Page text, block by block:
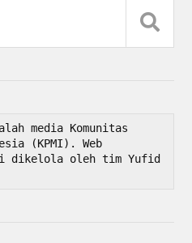
media Komunitas
(KPMI). Web
dikelola oleh tim Yufid